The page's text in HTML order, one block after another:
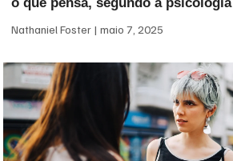
o que pensa, segundo a psicologia
Nathaniel Foster maio 7, 2025